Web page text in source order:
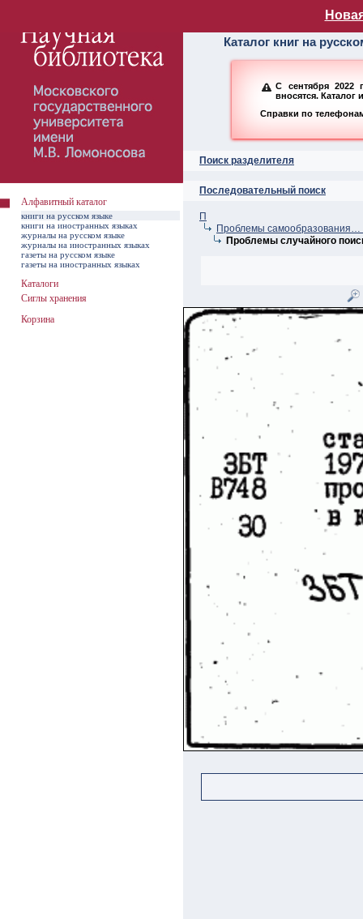
Алфавитный
Каталог книг на
С сентября 2022
вносятся. Каталог
Справки по
Поиск разделителя
Последовательный поиск
П
Проблемы самообразования…
Проблемы случайного
Алфавитный каталог
книги на русском языке
книги на иностранных языках
журналы на русском языке
журналы на иностранных языках
газеты на русском языке
газеты на иностранных языках
Каталоги
Сиглы хранения
Корзина